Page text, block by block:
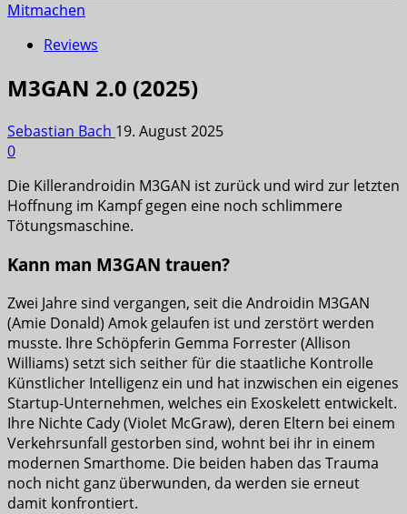
Mitmachen
Reviews
M3GAN 2.0 (2025)
Sebastian Bach 19. August 2025
0
Die Killerandroidin M3GAN ist zurück und wird zur letzten
Hoffnung im Kampf gegen eine noch schlimmere
Tötungsmaschine.
Kann man M3GAN trauen?
Zwei Jahre sind vergangen, seit die Androidin M3GAN
(Amie Donald) Amok gelaufen ist und zerstört werden
musste. Ihre Schöpferin Gemma Forrester (Allison
Williams) setzt sich seither für die staatliche Kontrolle
Künstlicher Intelligenz ein und hat inzwischen ein eigenes
Startup-Unternehmen, welches ein Exoskelett entwickelt.
Ihre Nichte Cady (Violet McGraw), deren Eltern bei einem
Verkehrsunfall gestorben sind, wohnt bei ihr in einem
modernen Smarthome. Die beiden haben das Trauma
noch nicht ganz überwunden, da werden sie erneut
damit konfrontiert.